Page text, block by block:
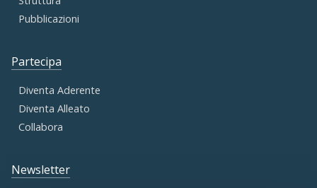
Pubblicazioni
Partecipa
Diventa Aderente
Diventa Alleato
Collabora
Newsletter